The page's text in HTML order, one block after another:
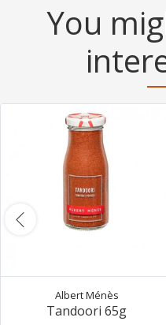
You
Albert Ménès
Tandoori 65g